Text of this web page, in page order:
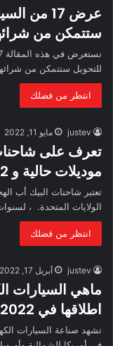
عرض 17
ستتمكن من شرائها
للتحويل ستتمكن من
انتظر من فضلك
justev مايو 11, 2022
موديلات حالية و 2 نماذج مستقبلية
تعتبر شاحنات البيك أب
الولايات المتحدة. ،
انتظر من فضلك
justev أبريل 17, 2022
ماهي السيارات
اطلاقها في 2022؟ (3 من 3)
تشهد صناعة السيارات